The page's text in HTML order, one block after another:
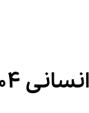
۱۴۰۴